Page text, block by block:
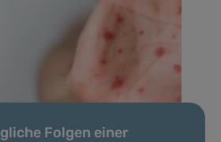
Folgen einer